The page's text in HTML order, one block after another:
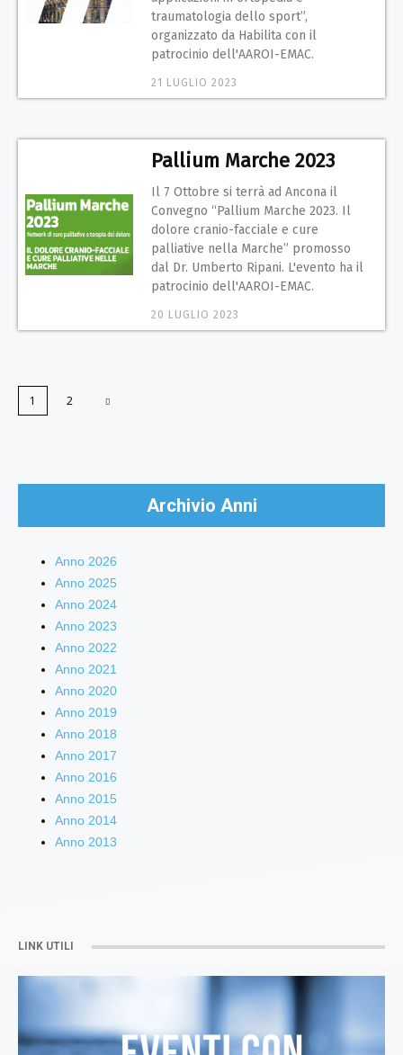
traumatologia dello sport”,
organizzato da Habilita con il
patrocinio dell'AAROI-EMAC.
21 LUGLIO 2023
Pallium Marche 2023
Il 7 Ottobre si terrà ad Ancona il
Convegno “Pallium Marche 2023. Il
dolore cranio-facciale e cure
palliative nella Marche” promosso
dal Dr. Umberto Ripani. L'evento ha il
patrocinio dell'AAROI-EMAC.
20 LUGLIO 2023
1 2
Archivio Anni
Anno 2026
Anno 2025
Anno 2024
Anno 2023
Anno 2022
Anno 2021
Anno 2020
Anno 2019
Anno 2018
Anno 2017
Anno 2016
Anno 2015
Anno 2014
Anno 2013
LINK UTILI